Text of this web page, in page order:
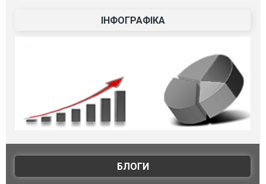
ІНФОГРАФІКА
БЛОГИ